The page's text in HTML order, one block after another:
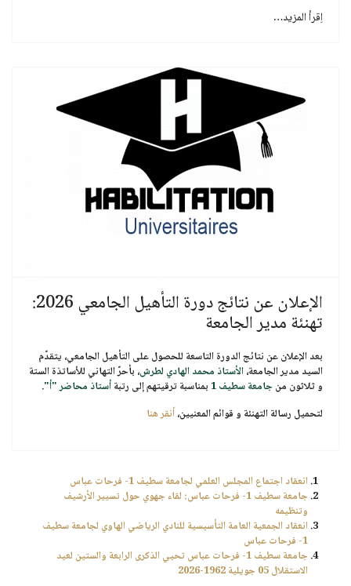
اِقرأ المزيد…
الإعلان عن نتائج دورة التأهيل الجامعي 2026:
تهنئة مدير الجامعة
بعد الإعلان عن نتائج الدورة التاسعة للحصول علىالتأهيل الجامعي، يتقدّم
السيد مدير الجامعة،الأستاذ محمد الهادي لطرش، بأحرّ التهاني للأساتذة الستة
و ثلاثون منجامعة سطيف 1 بمناسبة ترقيتهم إلى رتبةأستاذ محاضر "أ".
لتحميل رسالة التهنئة و قوائم المعنيين،أنقر هنا
انعقاد اجتماع المجلس العلمي لجامعة سطيف 1- فرحات عباس
جامعة سطيف 1- فرحات عباس: لقاء جهوي حول تسيير الأرشيف
وتنظيمه
انعقاد الجمعية العامة التأسيسية للنادي الرياضي الهاوي لجامعة سطيف
1- فرحات عباس
جامعة سطيف 1- فرحات عباس تحيي الذكرى الرابعة والستين لعيد
الاستقلال 05 جويلية 1962-2026